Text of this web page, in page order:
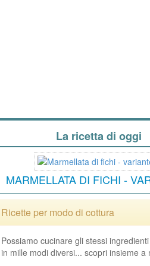
La ricetta di oggi
MARMELLATA DI FICHI -
Ricette per modo di cottura
Possiamo cucinare gli stessi
in mille modi diversi... scopri insieme a